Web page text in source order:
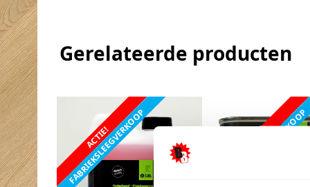
Gerelateerde producten
ACTIE!
FABRIEKSLEEGVERKOOP FABRIEKSLEEGVERKOOP